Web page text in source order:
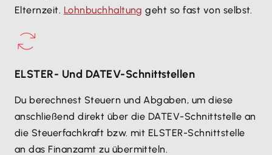
Elternzeit. Lohnbuchhaltung geht so fast von selbst.
ELSTER- Und DATEV-Schnittstellen
Du berechnest Steuern und Abgaben, um diese
anschließend direkt über die DATEV-Schnittstelle an
die Steuerfachkraft bzw. mit ELSTER-Schnittstelle
an das Finanzamt zu übermitteln.